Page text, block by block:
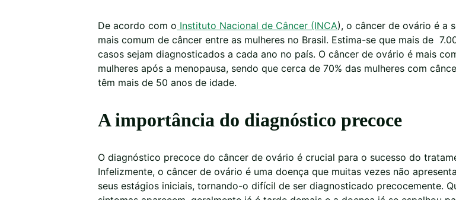
De acordo com o Instituto Nacional de Câncer (INCA), o câncer de ovário é a
mais comum de câncer entre as mulheres no Brasil. Estima-se que mais de
casos sejam diagnosticados a cada ano no país. O câncer de ovário é mais
mulheres após a menopausa, sendo que cerca de 70% das mulheres com
têm mais de 50 anos de idade.
A importância do diagnóstico precoce
O diagnóstico precoce do câncer de ovário é crucial para o sucesso do
Infelizmente, o câncer de ovário é uma doença que muitas vezes não
seus estágios iniciais, tornando-o difícil de ser diagnosticado precocemente.